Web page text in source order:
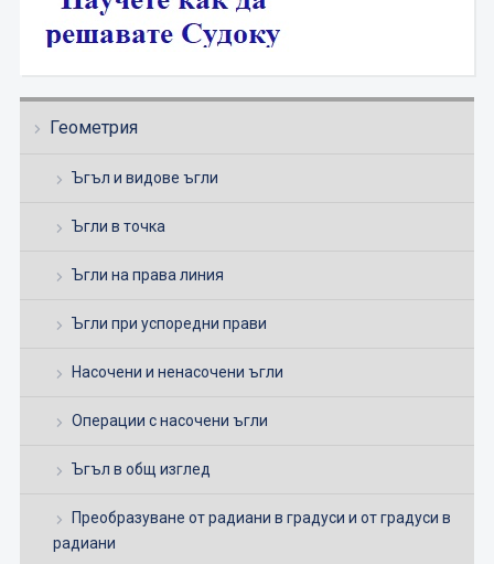
Геометрия
Ъгъл и видове ъгли
Ъгли в точка
Ъгли на права линия
Ъгли при успоредни прави
Насочени и ненасочени ъгли
Операции с насочени ъгли
Ъгъл в общ изглед
Преобразуване от радиани в градуси и от градуси в
радиани